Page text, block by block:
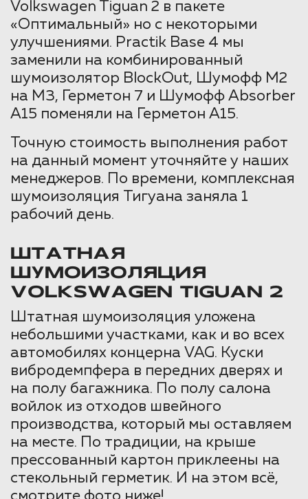
Volkswagen Tiguan 2 в пакете
«Оптимальный» но с некоторыми
улучшениями. Practik Base 4 мы
заменили на комбинированный
шумоизолятор BlockOut, Шумофф М2
на М3, Герметон 7 и Шумофф Аbsorber
A15 поменяли на Герметон А15.
Точную стоимость выполнения работ
на данный момент уточняйте у наших
менеджеров. По времени, комплексная
шумоизоляция Тигуана заняла 1
рабочий день.
ШТАТНАЯ
ШУМОИЗОЛЯЦИЯ
VOLKSWAGEN TIGUAN 2
Штатная шумоизоляция уложена
небольшими участками, как и во всех
автомобилях концерна VAG. Куски
вибродемпфера в передних дверях и
на полу багажника. По полу салона
войлок из отходов швейного
производства, который мы оставляем
на месте. По традиции, на крыше
прессованный картон приклеены на
стекольный герметик. И на этом всё,
смотрите фото ниже!